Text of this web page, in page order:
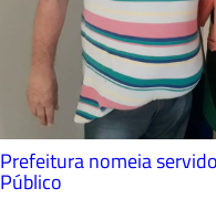
Prefeitura nomeia
Público